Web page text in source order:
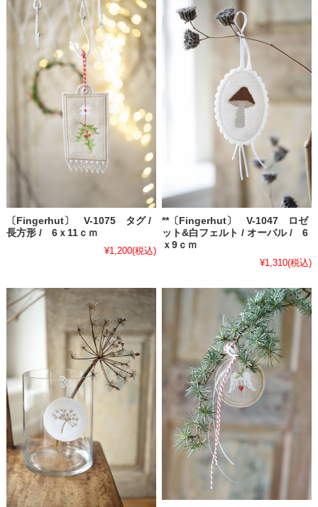
〔Fingerhut〕 V-1075 タグ /
長方形 / 6ｘ11ｃｍ
¥1,200(税込)
**〔Fingerhut〕 V-1047 ロゼ
ット&白フェルト / オーバル / 6
ｘ9ｃｍ
¥1,310(税込)